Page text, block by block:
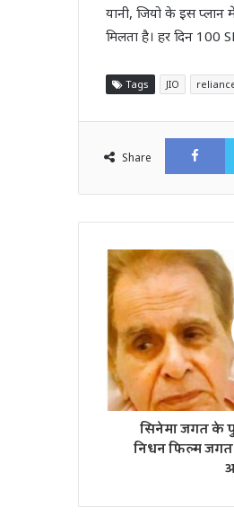
यानी, जियो के इस प्लान
मिलता है। हर दिन 100
Tags JIO
Share
सिनेमा जगत के
निधन फिल्म जगत